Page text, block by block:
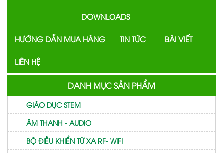
DOWNLOADS
HƯỚNG DẪN MUA HÀNG TIN TỨC BÀI VIẾT
LIÊN HỆ
DANH MỤC SẢN PHẨM
GIÁO DỤC STEM
ÂM THANH - AUDIO
BỘ ĐIỀU KHIỂN TỪ XA RF- WIFI